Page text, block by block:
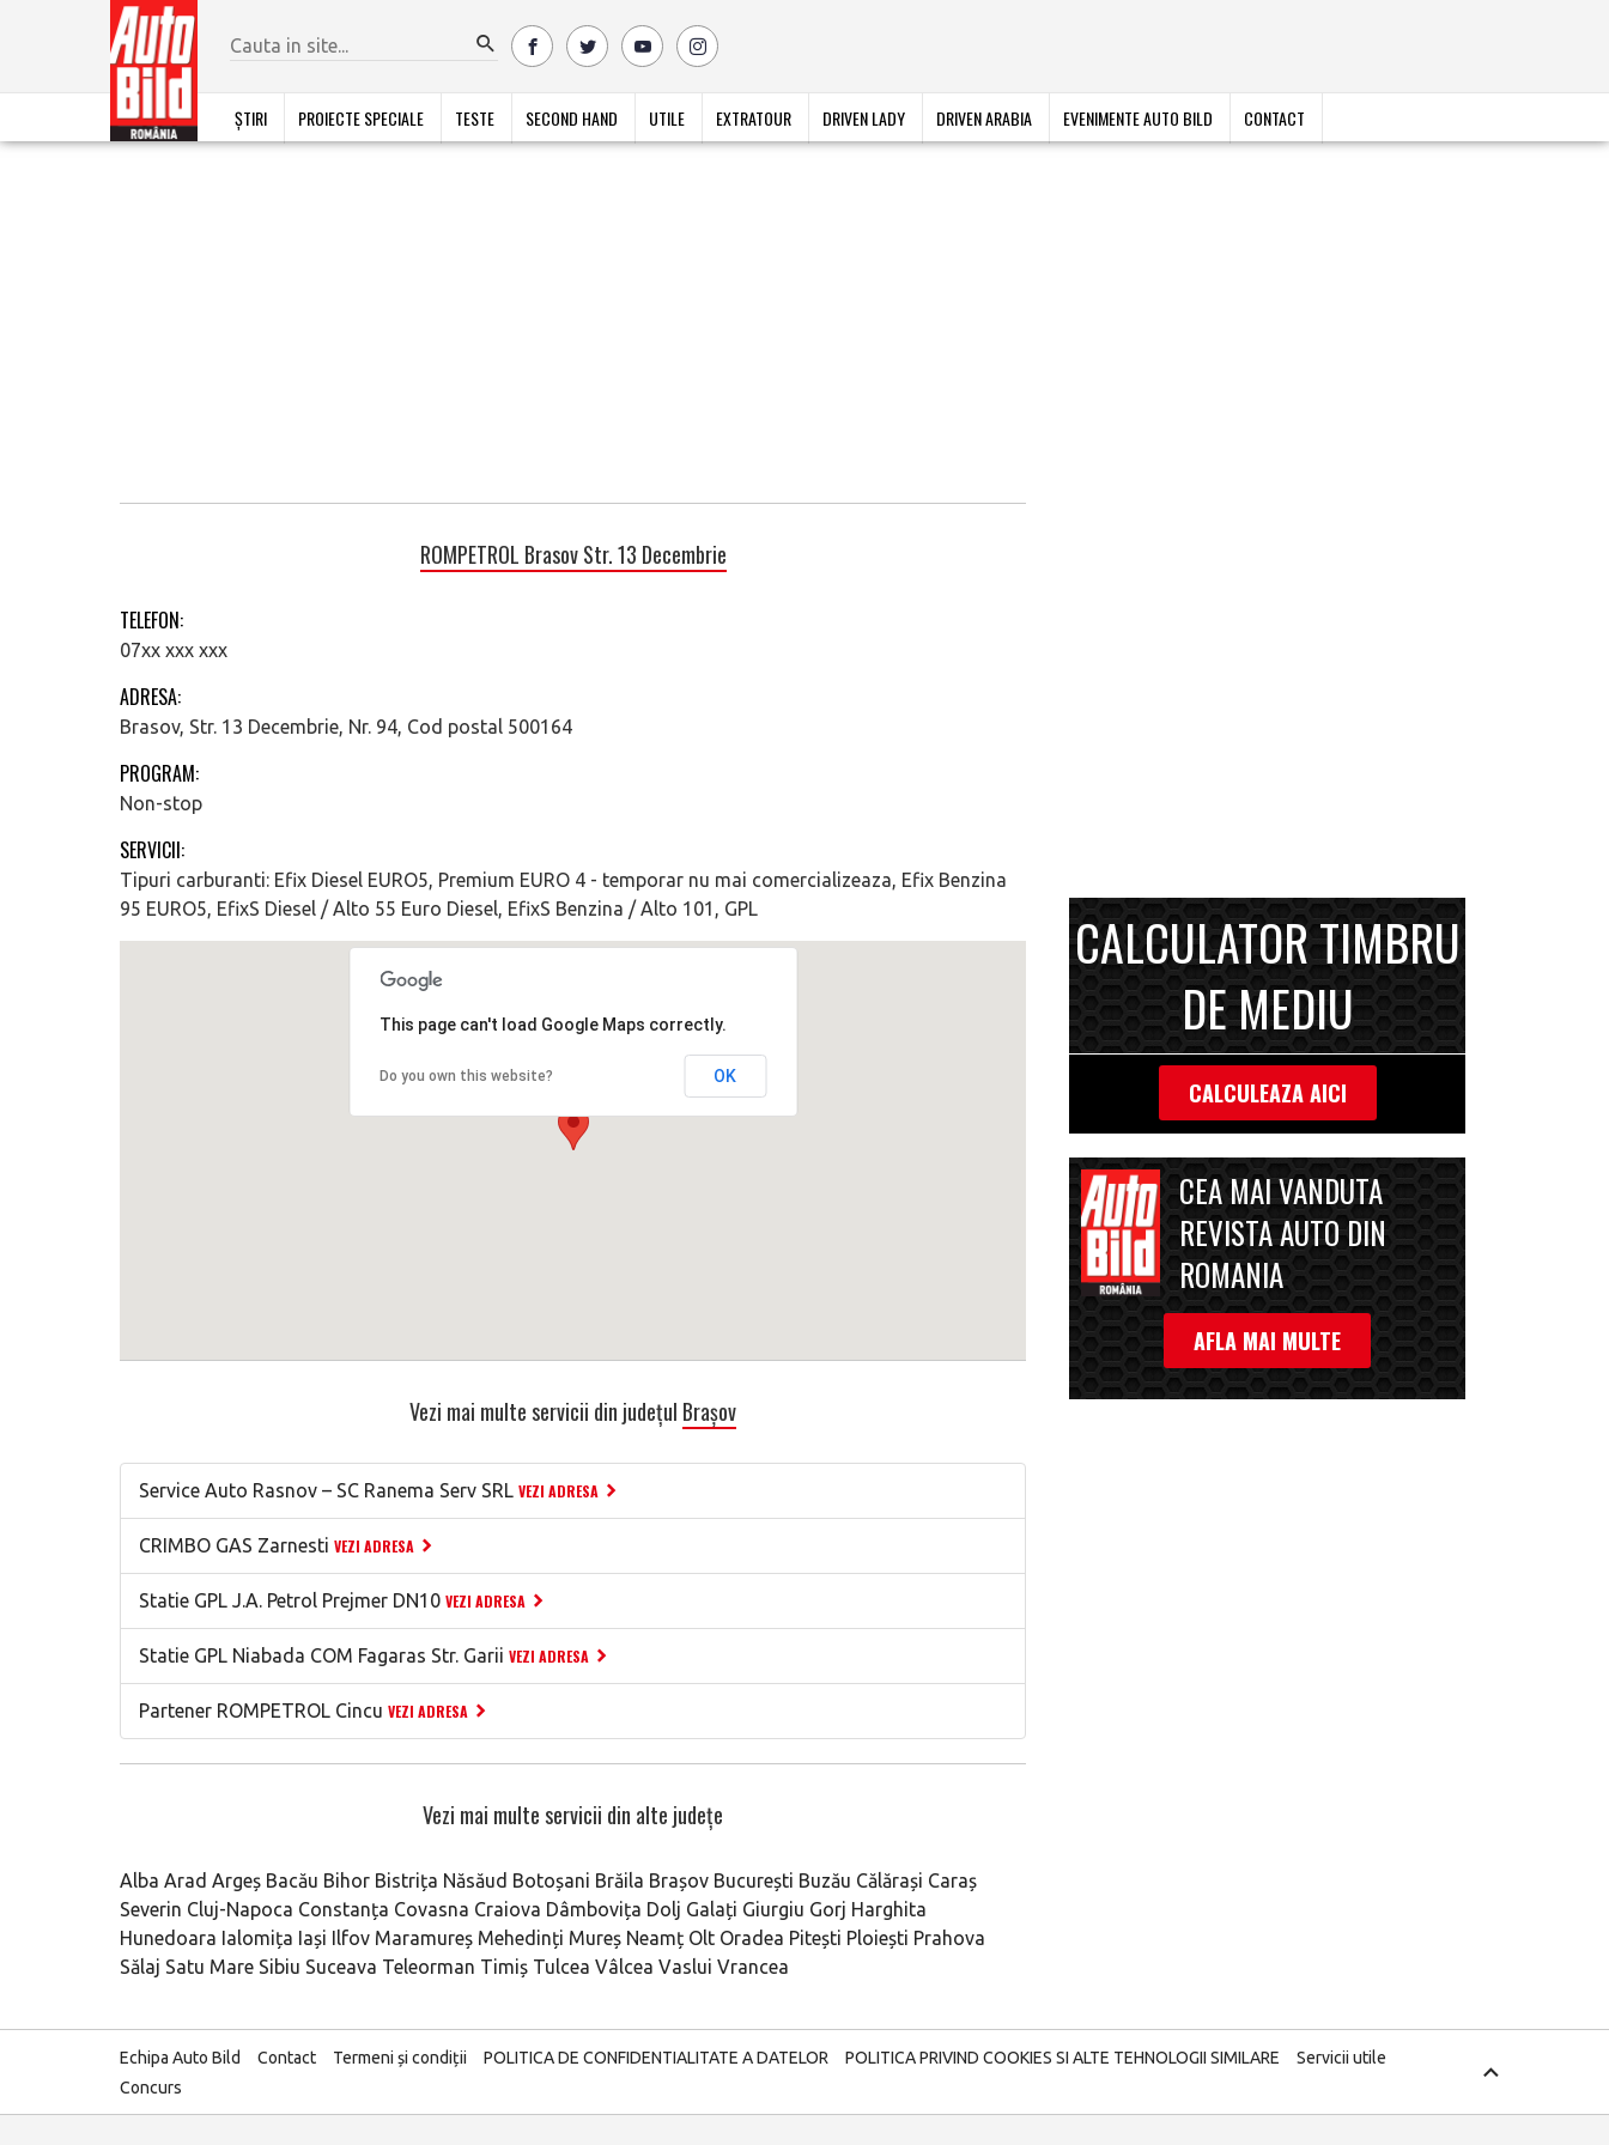
ȘTIRI PROIECTE SPECIALE TESTE SECOND HAND UTILE EXTRATOUR DRIVEN LADY DRIVEN ARABIA EVENIMENTE AUTO BILD CONTACT
ROMPETROL Brasov Str. 13 Decembrie
TELEFON:
07xx xxx xxx
ADRESA:
Brasov, Str. 13 Decembrie, Nr. 94, Cod postal 500164
PROGRAM:
Non-stop
SERVICII:
Tipuri carburanti: Efix Diesel EURO5, Premium EURO 4 - temporar nu mai comercializeaza, Efix Benzina
95 EURO5, EfixS Diesel / Alto 55 Euro Diesel, EfixS Benzina / Alto 101, GPL
This page can't load Google Maps correctly.
Do you own this website? OK
Vezi mai multe servicii din județul Brașov
Service Auto Rasnov – SC Ranema Serv SRL VEZI ADRESA
CRIMBO GAS Zarnesti VEZI ADRESA
Statie GPL J.A. Petrol Prejmer DN10 VEZI ADRESA
Statie GPL Niabada COM Fagaras Str. Garii VEZI ADRESA
Partener ROMPETROL Cincu VEZI ADRESA
Vezi mai multe servicii din alte județe
Alba Arad Argeș Bacău Bihor Bistrița Năsăud Botoșani Brăila Brașov București Buzău Călărași Caraș
Severin Cluj-Napoca Constanța Covasna Craiova Dâmbovița Dolj Galați Giurgiu Gorj Harghita
Hunedoara Ialomița Iași Ilfov Maramureș Mehedinți Mureș Neamț Olt Oradea Pitești Ploiești Prahova
Sălaj Satu Mare Sibiu Suceava Teleorman Timiș Tulcea Vâlcea Vaslui Vrancea
CALCULATOR TIMBRU
DE MEDIU
CALCULEAZA AICI
CEA MAI VANDUTA
REVISTA AUTO DIN
ROMANIA
AFLA MAI MULTE
Echipa Auto Bild Contact Termeni și condiții POLITICA DE CONFIDENTIALITATE A DATELOR POLITICA PRIVIND COOKIES SI ALTE TEHNOLOGII SIMILARE
Servicii utile
Concurs